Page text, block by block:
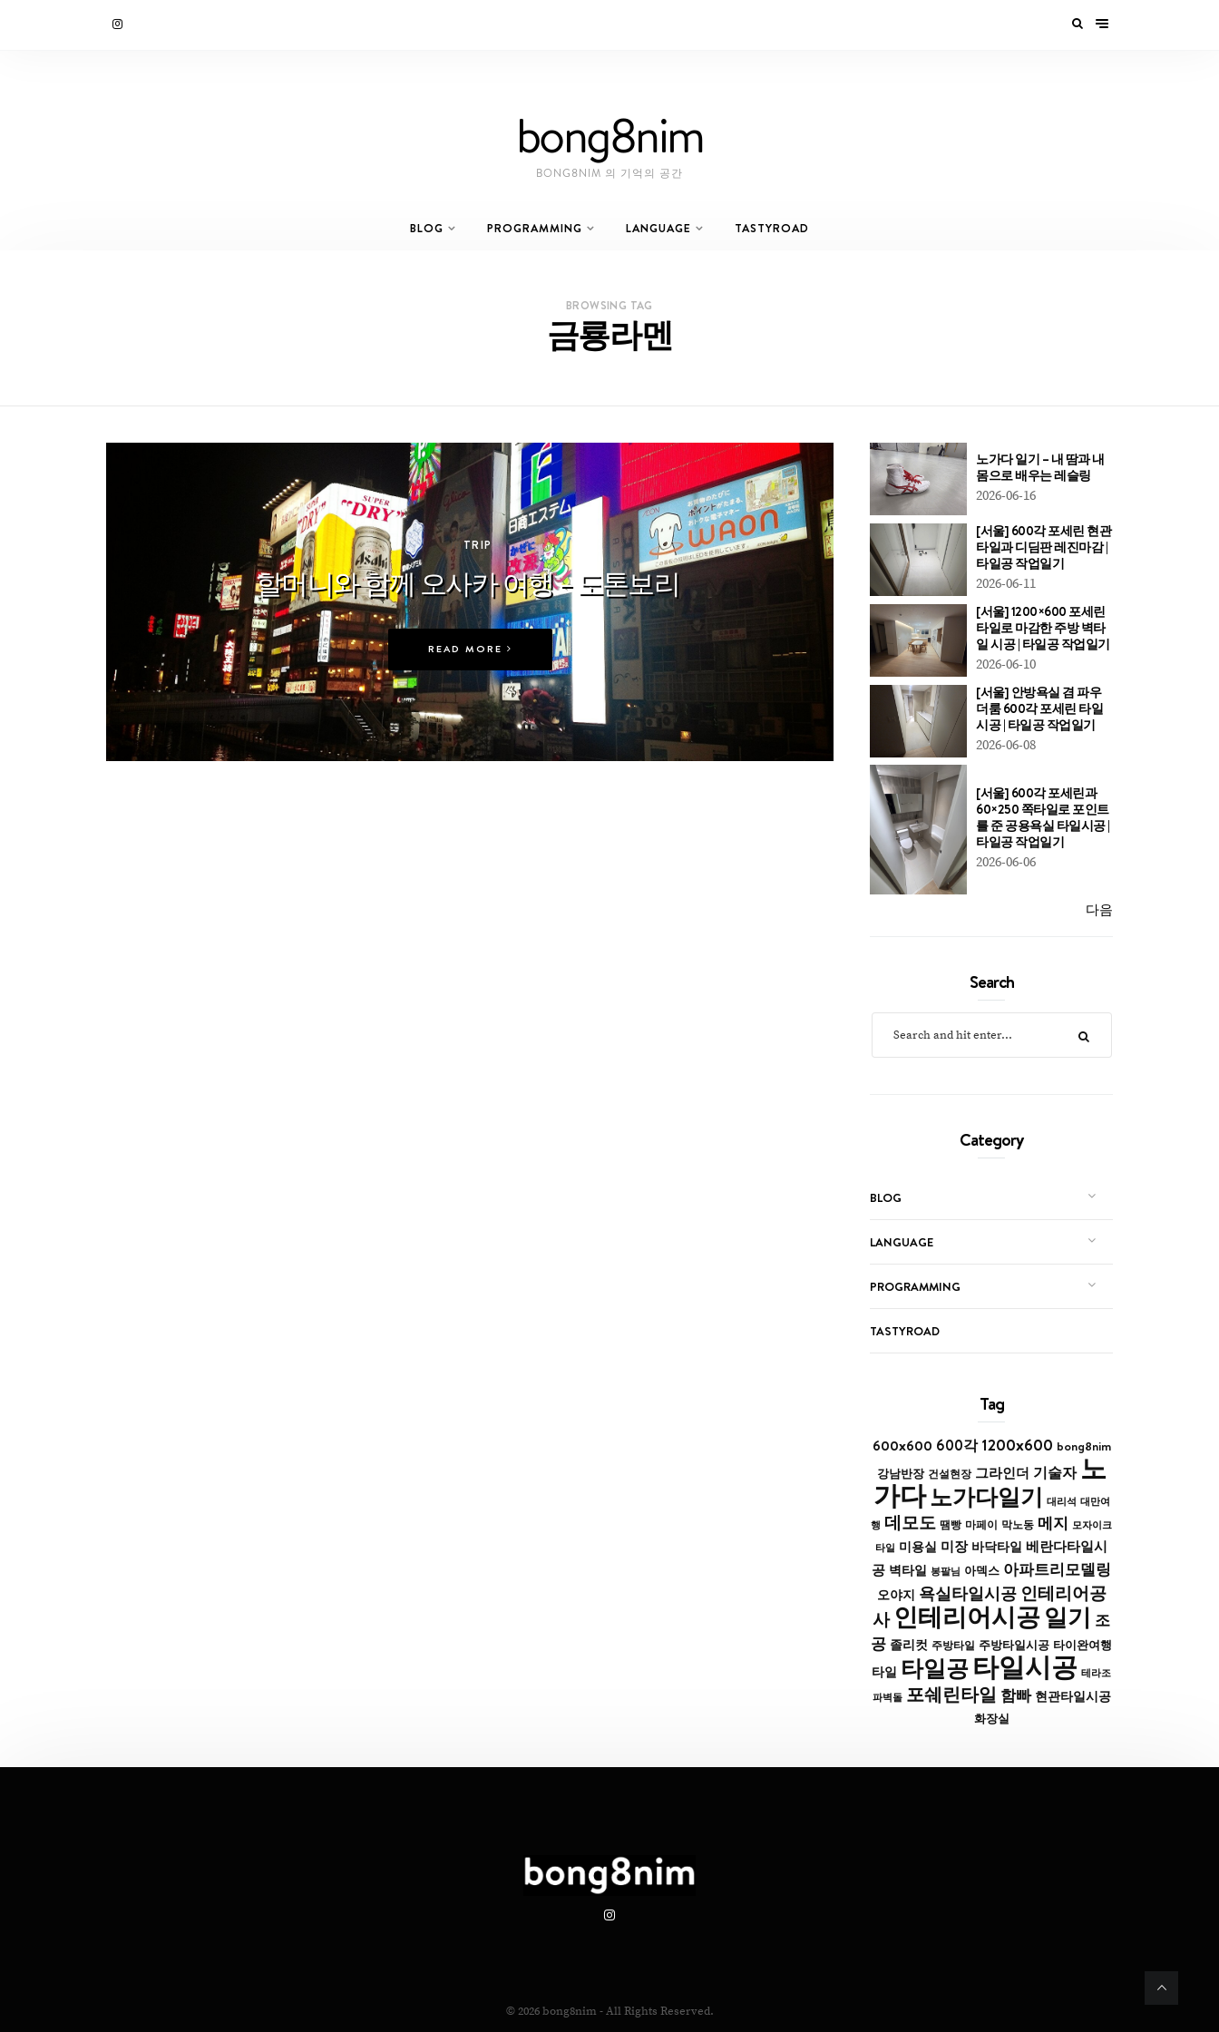
bong8nim
BONG8NIM 의 기억의 공간
BLOG PROGRAMMING LANGUAGE TASTYROAD
BROWSING TAG
금룡라멘
In TRIP
할머니와 함께 오사카 여행 – 도톤보리
READ MORE
노가다 일기 – 내 땀과 내
몸으로 배우는 레슬링
2026-06-16
[서울] 600각 포세린 현관
타일과 디딤판 레진마감 |
타일공 작업일기
2026-06-11
[서울] 1200×600 포세린
타일로 마감한 주방 벽타
일 시공 | 타일공 작업일기
2026-06-10
[서울] 안방욕실 겸 파우
더룸 600각 포세린 타일
시공 | 타일공 작업일기
2026-06-08
[서울] 600각 포세린과
60×250 쪽타일로 포인트
를 준 공용욕실 타일시공 |
타일공 작업일기
2026-06-06
다음
Search
Category
BLOG
LANGUAGE
PROGRAMMING
TASTYROAD
Tag
600x600 600각 1200x600 bong8nim
강남반장 건설현장 그라인더 기술자 노
가다노가다일기 대리석 대만여
행 데모도 땜빵 마페이 막노동 메지 모자이크
타일 미용실 미장 바닥타일 베란다타일시
공 벽타일 봉팔님 아덱스 아파트리모델링
오야지 욕실타일시공 인테리어공
사 인테리어시공 일기 조
공 졸리컷 주방타일 주방타일시공 타이완여행
타일 타일공타일시공 테라조
파벽돌 포쉐린타일 함빠 현관타일시공
화장실
© 2026bong8nim - All Rights Reserved.